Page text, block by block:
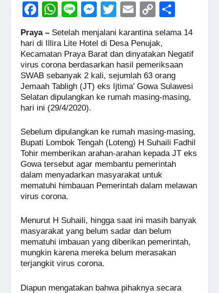
F
c
e
b
o
o
W
at
s
A
p
p
Li
e
M
e
ss
e
n
g
er
T
wi
tt
er
E
m
ail
C
o
p
y
Li
n
k
ar
e
Praya – Setelah menjalani karantina selama 14
hari di Illira Lite Hotel di Desa Penujak,
Kecamatan Praya Barat dan dinyatakan Negatif
virus corona berdasarkan hasil pemeriksaan
SWAB sebanyak 2 kali, sejumlah 63 orang
Jemaah Tabligh (JT) eks Ijtima’ Gowa Sulawesi
Selatan dipulangkan ke rumah masing-masing,
hari ini (29/4/2020).
Sebelum dipulangkan ke rumah masing-masing,
Bupati Lombok Tengah (Loteng) H Suhaili Fadhil
Tohir memberikan arahan-arahan kepada JT eks
Gowa tersebut agar membantu pemerintah
dalam menyadarkan masyarakat untuk
mematuhi himbauan Pemerintah dalam melawan
virus corona.
Menurut H Suhaili, hingga saat ini masih banyak
masyarakat yang belum sadar dan belum
mematuhi imbauan yang diberikan pemerintah,
mungkin karena mereka belum merasakan
terjangkit virus corona.
Diapun mengatakan bahwa pihaknya secara